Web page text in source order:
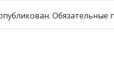
Обязательные